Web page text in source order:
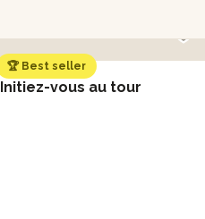
🏆 Best seller
Initiez-vous au tour